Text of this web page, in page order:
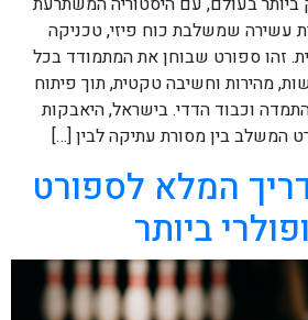
עשירה שמשלבת כוח פיזי, טכניקה
זהו ספורט שבוחן את המתמודד בכל
מהירות וחשיבה טקטית, תוך פיתוח
וכבוד הדדי. בישראל, היאבקות
המשלב בין מסורת עתיקה לבין […]
המלא לספורט
ביותר